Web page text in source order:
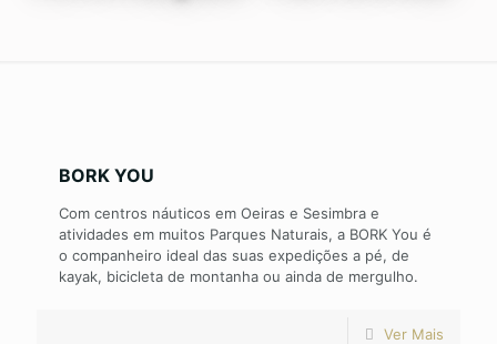
BORK YOU
Com centros náuticos em Oeiras e Sesimbra e
atividades em muitos Parques Naturais, a BORK You é
o companheiro ideal das suas expedições a pé, de
kayak, bicicleta de montanha ou ainda de mergulho.
Ver Mais